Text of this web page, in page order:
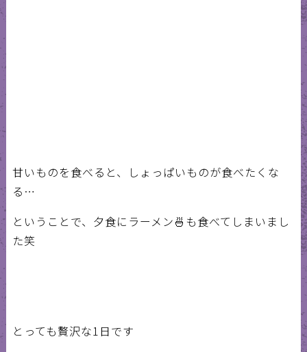
甘いものを食べると、しょっぱいものが食べたくな
る…
ということで、夕食にラーメン🍜も食べてしまいまし
た笑
とっても贅沢な1日です